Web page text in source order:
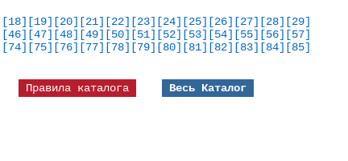
[18] [19] [20] [21] [22] [23] [24] [25] [26] [27] [28] [29]
[46] [47] [48] [49] [50] [51] [52] [53] [54] [55] [56] [57]
[74] [75] [76] [77] [78] [79] [80] [81] [82] [83] [84] [85]
Правила каталога Весь Каталог